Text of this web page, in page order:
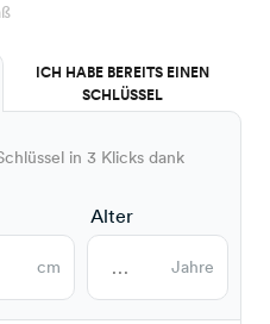
ICH HABE BEREITS EINEN
SCHLÜSSEL
in 3 Klicks dank
cm
Alter
Jahre